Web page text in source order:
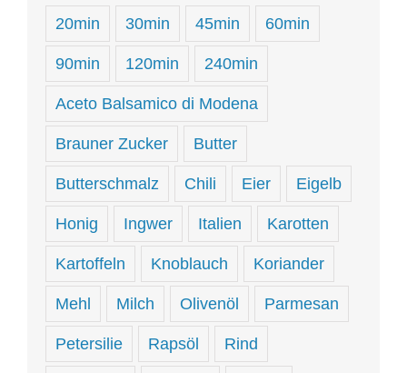
20min 30min 45min 60min
90min 120min 240min
Aceto Balsamico di Modena
Brauner Zucker Butter
Butterschmalz Chili Eier Eigelb
Honig Ingwer Italien Karotten
Kartoffeln Knoblauch Koriander
Mehl Milch Olivenöl Parmesan
Petersilie Rapsöl Rind